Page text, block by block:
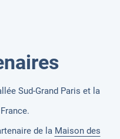
Sud-Grand Paris et la
de la Maison des